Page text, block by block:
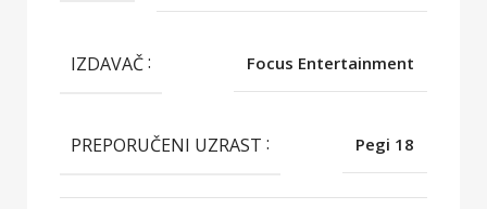
IZDAVAČ Focus Entertainment
PREPORUČENI UZRAST Pegi 18